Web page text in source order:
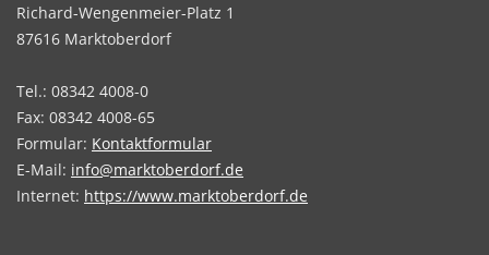
Richard-Wengenmeier-Platz 1
87616 Marktoberdorf
Tel.: 08342 4008-0
Fax: 08342 4008-65
Formular: Kontaktformular
E-Mail: info@marktoberdorf.de
Internet: https://www.marktoberdorf.de